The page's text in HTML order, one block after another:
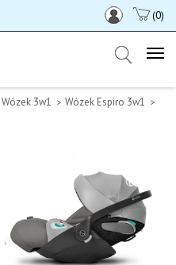
(0)
Wózek 3w1
Wózek Espiro 3w1